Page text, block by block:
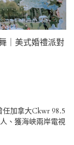
｜美式婚禮派對
任加拿大Ckwr 98.5
、獲海峽兩岸電視